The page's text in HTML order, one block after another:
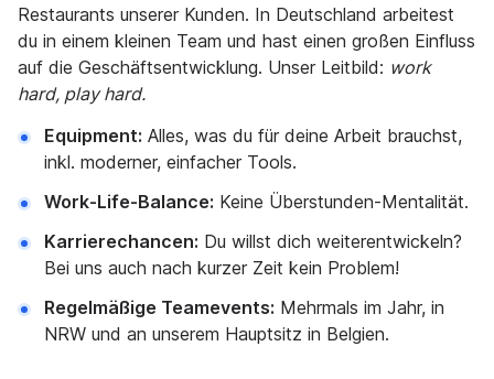
Restaurants unserer Kunden. In Deutschland arbeitest
du in einem kleinen Team und hast einen großen Einfluss
auf die Geschäftsentwicklung. Unser Leitbild: work
hard, play hard.
Equipment: Alles, was du für deine Arbeit brauchst,
inkl. moderner, einfacher Tools.
Work-Life-Balance: Keine Überstunden-Mentalität.
Karrierechancen: Du willst dich weiterentwickeln?
Bei uns auch nach kurzer Zeit kein Problem!
Regelmäßige Teamevents: Mehrmals im Jahr, in
NRW und an unserem Hauptsitz in Belgien.